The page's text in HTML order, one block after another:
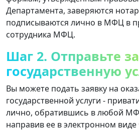
Департамента, заверяются
подписываются лично в МФЦ в
сотрудника МФЦ.
Шаг 2. Отправьте
государственную
Вы можете подать заявку на
государственной услуги -
лично, обратившись в любой
направив ее в электронном виде